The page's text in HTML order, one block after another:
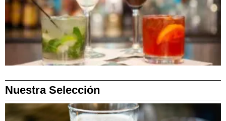
Nuestra Selección